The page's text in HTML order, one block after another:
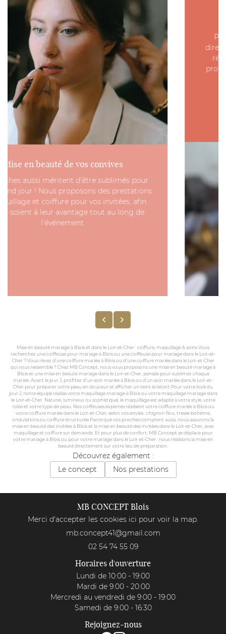
Une mise en beauté sur votre lieu de
réception
Pour plus de confort, nous nous déplaçons
directement sur le lieu de votre mariage afin de
réaliser votre mise en beauté et celle de vos
proches. Les frais de déplacement sont de 1€20
TTC/km au départ de Blois (41).
Mise en beauté mariage à Blois et dans le Loir-et-Cher : coiffure, maquillage & soins Vous
recherchez une coiffeuse pour mariage à Blois ou une coiffeuse pour mariage dans le Loir-et-
Cher ? Vous rêvez d’une coiffure mariée à Blois ou d’une coiffure mariée dans le Loir-et-Cher
qui vous ressemble ? Chez MB Concept, nous vous proposons une mise en beauté mariage à
Blois et une mise en beauté mariage dans le Loir-et-Cher, pensée pour sublimer chaque
mariée. Avant le jour J, profitez d’un soin mariée à Blois ou d’un soin mariée dans le Loir-et-
Cher pour préparer votre peau en douceur et afficher un teint éclatant.Pour votre look du
jour J, notre équipe réalise votre maquillage mariage à Blois ou votre maquillage mariage dans
le Loir-et-Cher. Naturel, lumineux ou sophistiqué, le maquillage est adapté à votre style, votre
robe et votre type de peau. Nos coiffeuses expertes réalisent votre coiffure mariée à Blois ou
votre coiffure mariée dans le Loir-et-Cher, selon vos envies : chignon flou, tresse bohème,
ondulations ou coiffure structurée.Parce que vos proches comptent aussi, nous assurons la
mise en beauté des invitées à Blois et la mise en beauté des invitées dans le Loir-et-Cher, avec
maquillage et coiffure sur demande. Et pour plus de confort, MB Concept se déplace pour
votre mariage à Blois ou pour votre mariage dans le Loir-et-Cher : nous réalisons la mise en
beauté directement sur votre lieu de préparation.
Découvrez également :
Le concept
Nos prestations
MB CONCEPT Blois
Merci d'accepter les cookies ici pour voir la map.
02 54 74 55 09
Horaires d'ouverture
Lundi de 10:00 - 19:00
Mardi de 9:00 - 20:00
Mercredi au vendredi de 9:00 - 19:00
Samedi de 9:00 - 16:30
Rejoignez-nous